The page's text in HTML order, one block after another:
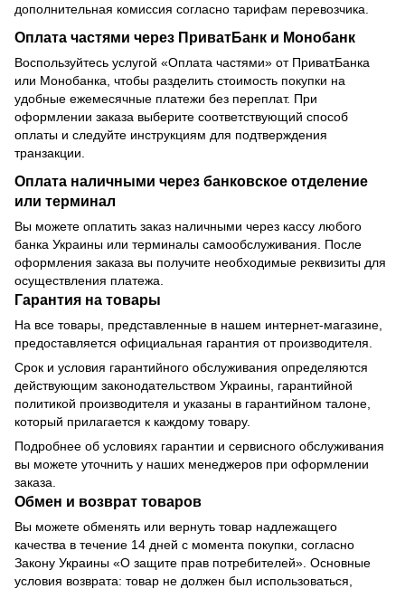
дополнительная комиссия согласно тарифам перевозчика.
Оплата частями через ПриватБанк и Монобанк
Воспользуйтесь услугой «Оплата частями» от ПриватБанка
или Монобанка, чтобы разделить стоимость покупки на
удобные ежемесячные платежи без переплат. При
оформлении заказа выберите соответствующий способ
оплаты и следуйте инструкциям для подтверждения
транзакции.
Оплата наличными через банковское отделение
или терминал
Вы можете оплатить заказ наличными через кассу любого
банка Украины или терминалы самообслуживания. После
оформления заказа вы получите необходимые реквизиты для
осуществления платежа.
Гарантия на товары
На все товары, представленные в нашем интернет-магазине,
предоставляется официальная гарантия от производителя.
Срок и условия гарантийного обслуживания определяются
действующим законодательством Украины, гарантийной
политикой производителя и указаны в гарантийном талоне,
который прилагается к каждому товару.
Подробнее об условиях гарантии и сервисного обслуживания
вы можете уточнить у наших менеджеров при оформлении
заказа.
Обмен и возврат товаров
Вы можете обменять или вернуть товар надлежащего
качества в течение 14 дней с момента покупки, согласно
Закону Украины «О защите прав потребителей». Основные
условия возврата: товар не должен был использоваться,